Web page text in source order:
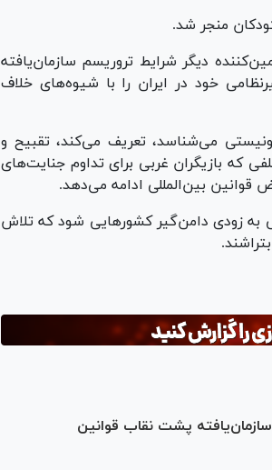
منجر شد.
دیگر شرایط تروریسم سازمان‌یافته
خود در ایران را با شیوه‌های خلاف
می‌شناسد، تعریف می‌کند، تقبیح و
که بازیگران غربی برای تداوم جنایت‌های
قوانین بین‌المللی ادامه می‌دهد.
به زودی دامن‌گیر کشور‌هایی شود که تلاش
پشت نقاب قوانین